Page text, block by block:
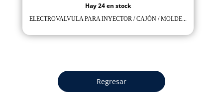
Hay 24 en stock
ELECTROVALVULA PARA INYECTOR / CAJÓN / MOLDE...
Regresar